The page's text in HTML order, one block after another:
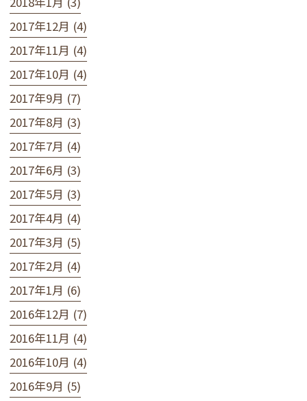
2017年12月 (4)
2017年11月 (4)
2017年10月 (4)
2017年9月 (7)
2017年8月 (3)
2017年7月 (4)
2017年6月 (3)
2017年5月 (3)
2017年4月 (4)
2017年3月 (5)
2017年2月 (4)
2017年1月 (6)
2016年12月 (7)
2016年11月 (4)
2016年10月 (4)
2016年9月 (5)